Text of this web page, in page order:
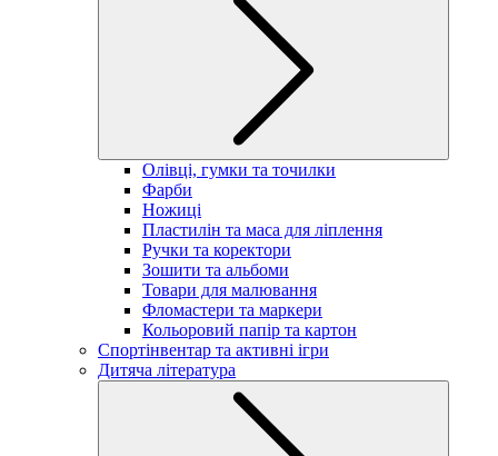
Олівці, гумки та точилки
Фарби
Ножиці
Пластилін та маса для ліплення
Ручки та коректори
Зошити та альбоми
Товари для малювання
Фломастери та маркери
Кольоровий папір та картон
Спортінвентар та активні ігри
Дитяча література